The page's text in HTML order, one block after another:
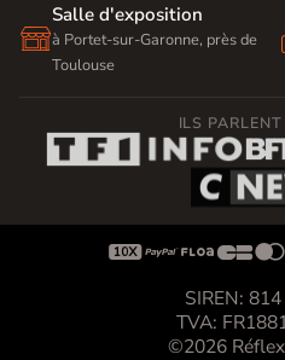

Salle d'exposition
à Portet-sur-Garonne, près de
Toulouse
ILS

SIREN:
TVA:
©2026